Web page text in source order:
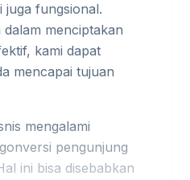
juga fungsional.
menciptakan
kami dapat
mencapai tujuan
mengalami
pengunjung
ini bisa disebabkan